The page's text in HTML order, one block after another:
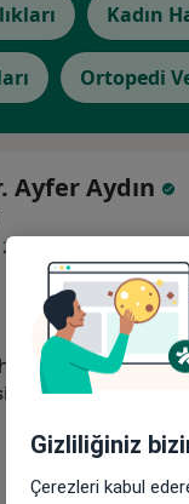
Kadın
Ortopedi
Ayfer Aydın
248 görüş
Fulya Terrace, Teşvikiye Mah.Hakkı Yeten Cad. No:11 Centre 1, Kat 9 No:43, İstanbul •
Gizliliğiniz
Çerezleri kabul